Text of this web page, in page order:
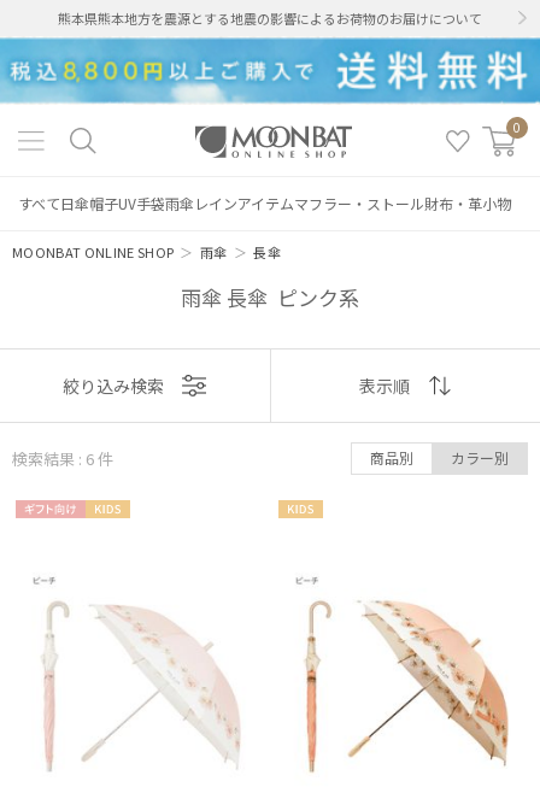
熊本県熊本地方を震源とする地震の影響によるお荷物のお届けについて
0
すべて日傘帽子UV手袋雨傘 レインアイテムマフラー・ストール財布・革小物
MOONBAT ONLINE SHOP ＞雨傘 ＞長傘
雨傘 長傘 ピンク系
レディース キッズ
カテゴリー
表示
おすすめ
価格の高い
順
価格の低い
順
売上点数順
絞り込み検索 表示順
検索結果 : 6件 商品別 カラー別